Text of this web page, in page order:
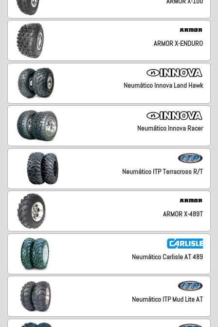
ARMOR X-ENDURO
Neumático Innova Land Hawk
Neumático Innova Racer
Neumático ITP Terracross R/T
ARMOR X-489T
Neumático Carlisle AT 489
Neumático ITP Mud Lite AT